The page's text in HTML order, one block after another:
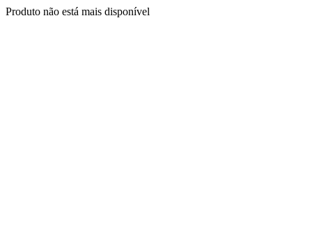
Produto não está mais disponível